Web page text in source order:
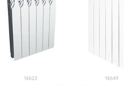
14622 14649